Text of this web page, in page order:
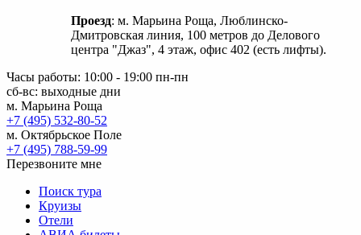
Проезд: м. Марьина Роща, Люблинско-
Дмитровская линия, 100 метров до Делового
центра "Джаз", 4 этаж, офис 402 (есть лифты).
Часы работы: 10:00 - 19:00 пн-пн
сб-вс: выходные дни
м. Марьина Роща
+7 (495) 532-80-52
м. Октябрьское Поле
+7 (495) 788-59-99
Перезвоните мне
Поиск тура
Круизы
Отели